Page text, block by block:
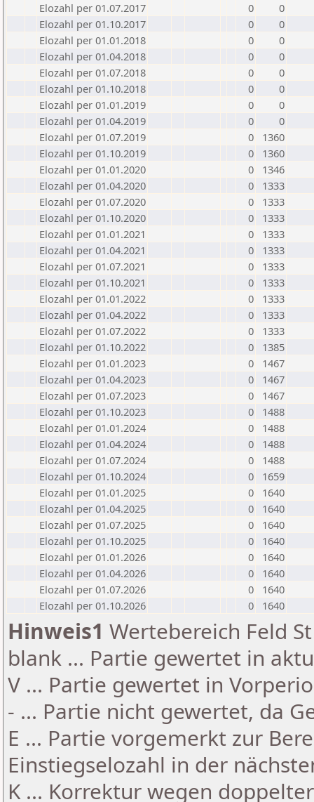
Elozahl per 01.07.2017
0
0
Elozahl per 01.10.2017
0
0
Elozahl per 01.01.2018
0
0
Elozahl per 01.04.2018
0
0
Elozahl per 01.07.2018
0
0
Elozahl per 01.10.2018
0
0
Elozahl per 01.01.2019
0
0
Elozahl per 01.04.2019
0
0
Elozahl per 01.07.2019
0
1360
Elozahl per 01.10.2019
0
1360
Elozahl per 01.01.2020
0
1346
Elozahl per 01.04.2020
0
1333
Elozahl per 01.07.2020
0
1333
Elozahl per 01.10.2020
0
1333
Elozahl per 01.01.2021
0
1333
Elozahl per 01.04.2021
0
1333
Elozahl per 01.07.2021
0
1333
Elozahl per 01.10.2021
0
1333
Elozahl per 01.01.2022
0
1333
Elozahl per 01.04.2022
0
1333
Elozahl per 01.07.2022
0
1333
Elozahl per 01.10.2022
0
1385
Elozahl per 01.01.2023
0
1467
Elozahl per 01.04.2023
0
1467
Elozahl per 01.07.2023
0
1467
Elozahl per 01.10.2023
0
1488
Elozahl per 01.01.2024
0
1488
Elozahl per 01.04.2024
0
1488
Elozahl per 01.07.2024
0
1488
Elozahl per 01.10.2024
0
1659
Elozahl per 01.01.2025
0
1640
Elozahl per 01.04.2025
0
1640
Elozahl per 01.07.2025
0
1640
Elozahl per 01.10.2025
0
1640
Elozahl per 01.01.2026
0
1640
Elozahl per 01.04.2026
0
1640
Elozahl per 01.07.2026
0
1640
Elozahl per 01.10.2026
0 1640
Hinweis1 Wertebereich Feld
blank ... Partie gewertet in
V ... Partie gewertet in
- ... Partie nicht gewertet, da
E ... Partie vorgemerkt zur
Einstiegselozahl in der
K ... Korrektur wegen